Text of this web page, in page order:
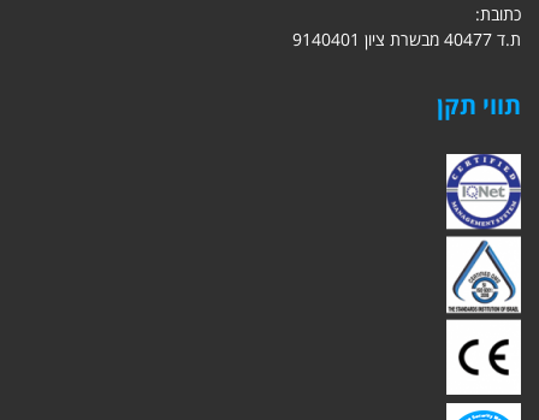
כתובת:
ת.ד 40477 מבשרת ציון 9140401
תווי תקן